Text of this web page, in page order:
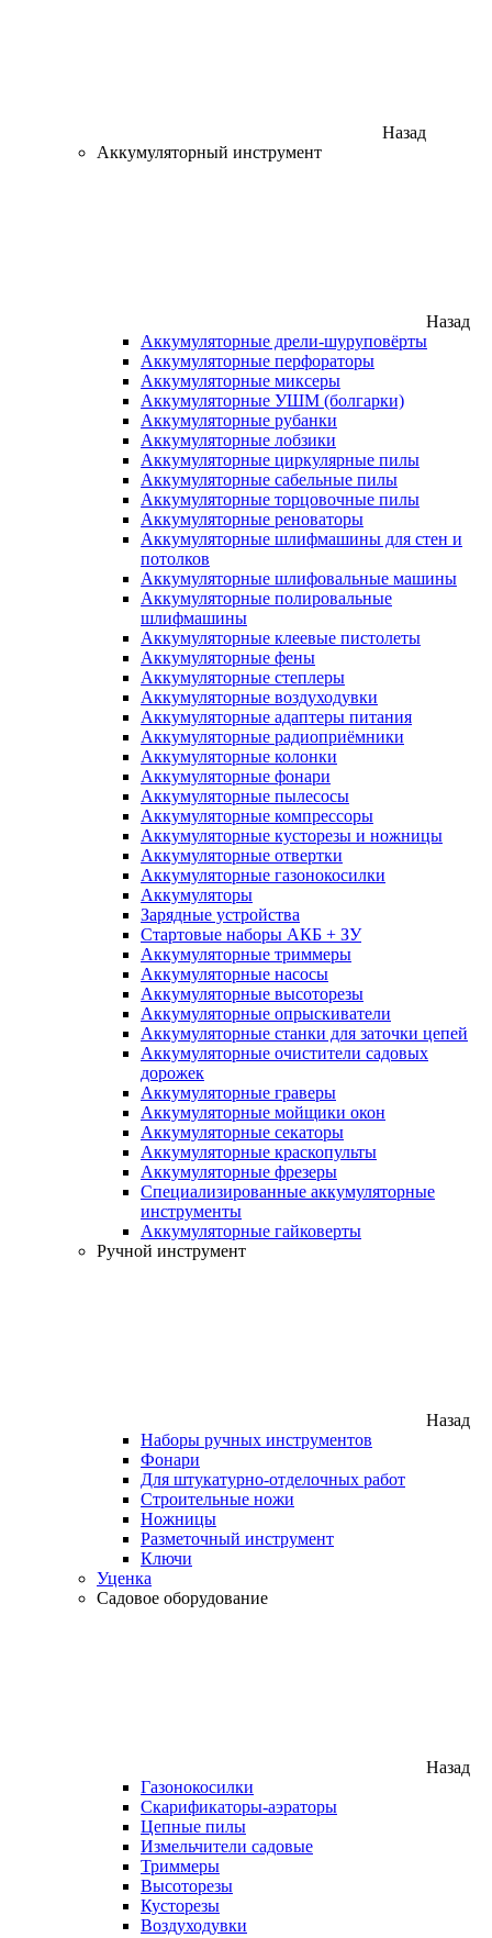
Назад
Аккумуляторный инструмент
Назад
Аккумуляторные дрели-шуруповёрты
Аккумуляторные перфораторы
Аккумуляторные миксеры
Аккумуляторные УШМ (болгарки)
Аккумуляторные рубанки
Аккумуляторные лобзики
Аккумуляторные циркулярные пилы
Аккумуляторные сабельные пилы
Аккумуляторные торцовочные пилы
Аккумуляторные реноваторы
Аккумуляторные шлифмашины для стен и
потолков
Аккумуляторные шлифовальные машины
Аккумуляторные полировальные
шлифмашины
Аккумуляторные клеевые пистолеты
Аккумуляторные фены
Аккумуляторные степлеры
Аккумуляторные воздуходувки
Аккумуляторные адаптеры питания
Аккумуляторные радиоприёмники
Аккумуляторные колонки
Аккумуляторные фонари
Аккумуляторные пылесосы
Аккумуляторные компрессоры
Аккумуляторные кусторезы и ножницы
Аккумуляторные отвертки
Аккумуляторные газонокосилки
Аккумуляторы
Зарядные устройства
Стартовые наборы АКБ + ЗУ
Аккумуляторные триммеры
Аккумуляторные насосы
Аккумуляторные высоторезы
Аккумуляторные опрыскиватели
Аккумуляторные станки для заточки цепей
Аккумуляторные очистители садовых
дорожек
Аккумуляторные граверы
Аккумуляторные мойщики окон
Аккумуляторные секаторы
Аккумуляторные краскопульты
Аккумуляторные фрезеры
Специализированные аккумуляторные
инструменты
Аккумуляторные гайковерты
Ручной инструмент
Назад
Наборы ручных инструментов
Фонари
Для штукатурно-отделочных работ
Строительные ножи
Ножницы
Разметочный инструмент
Ключи
Уценка
Садовое оборудование
Назад
Газонокосилки
Скарификаторы-аэраторы
Цепные пилы
Измельчители садовые
Триммеры
Высоторезы
Кусторезы
Воздуходувки